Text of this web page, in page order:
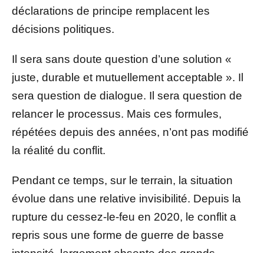
déclarations de principe remplacent les
décisions politiques.
Il sera sans doute question d’une solution «
juste, durable et mutuellement acceptable ». Il
sera question de dialogue. Il sera question de
relancer le processus. Mais ces formules,
répétées depuis des années, n’ont pas modifié
la réalité du conflit.
Pendant ce temps, sur le terrain, la situation
évolue dans une relative invisibilité. Depuis la
rupture du cessez-le-feu en 2020, le conflit a
repris sous une forme de guerre de basse